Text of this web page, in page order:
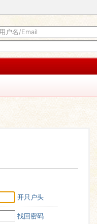
开只户头
找回密码